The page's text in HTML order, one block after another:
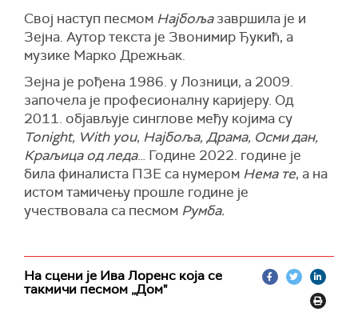
Свој наступ песмом Најбољазавршила је и
Зејна. Аутор текста је Звонимир Ђукић, а
музике Марко Дрежњак.
Зејна је рођена 1986. у Лозници, а 2009.
започела је професионалну каријеру. Од
2011. објављује синглове међу којима су
Tonight, With you, Најбоља, Драма, Осми дан,
Краљица од леда… Године 2022. године је
била финалиста ПЗЕ са нумером Нема те, а на
истом тамичењу прошле године је
учествовала са песмом Румба.
На сцени је Ива Лоренс која се
такмичи песмом „Дом"